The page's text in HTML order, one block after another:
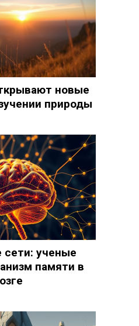
новые
природы
сети: ученые
памяти в